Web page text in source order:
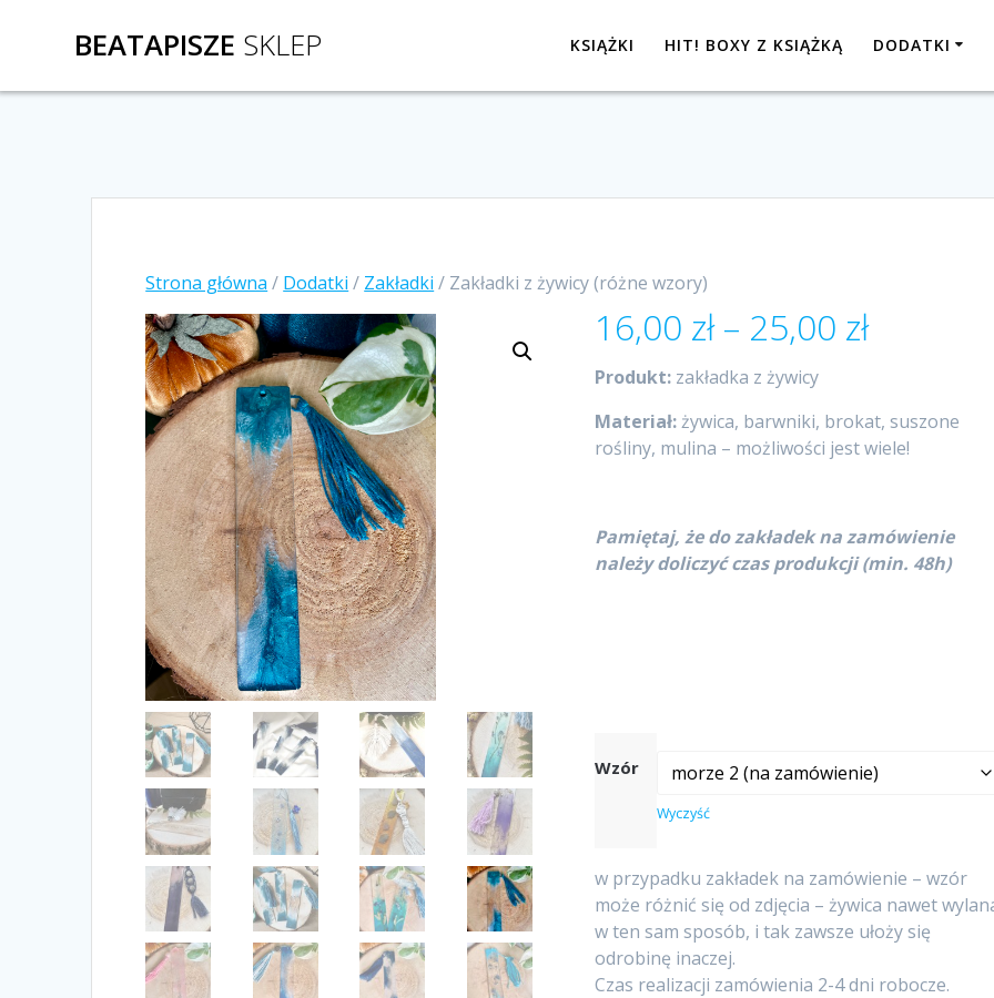
BEATAPISZE SKLEP KSIĄŻKI HIT! BOXY Z KSIĄŻKĄ DODATKI
Strona główna / Dodatki / Zakładki / Zakładki z żywicy (różne wzory)
16,00 zł – 25,00 złZakres
16,00 zł
do
25,00 zł
Produkt: zakładka z żywicy
Materiał:żywica, barwniki, brokat, suszone
rośliny, mulina – możliwości jest wiele!
Pamiętaj, że do zakładek na zamówienie
należy doliczyć czas produkcji (min. 48h)
Wzór
Wyczyść
w przypadku zakładek na zamówienie – wzór
może różnić się od zdjęcia – żywica nawet
w ten sam sposób, i tak zawsze ułoży się
odrobinę inaczej.
Czas realizacji zamówienia 2-4 dni robocze.